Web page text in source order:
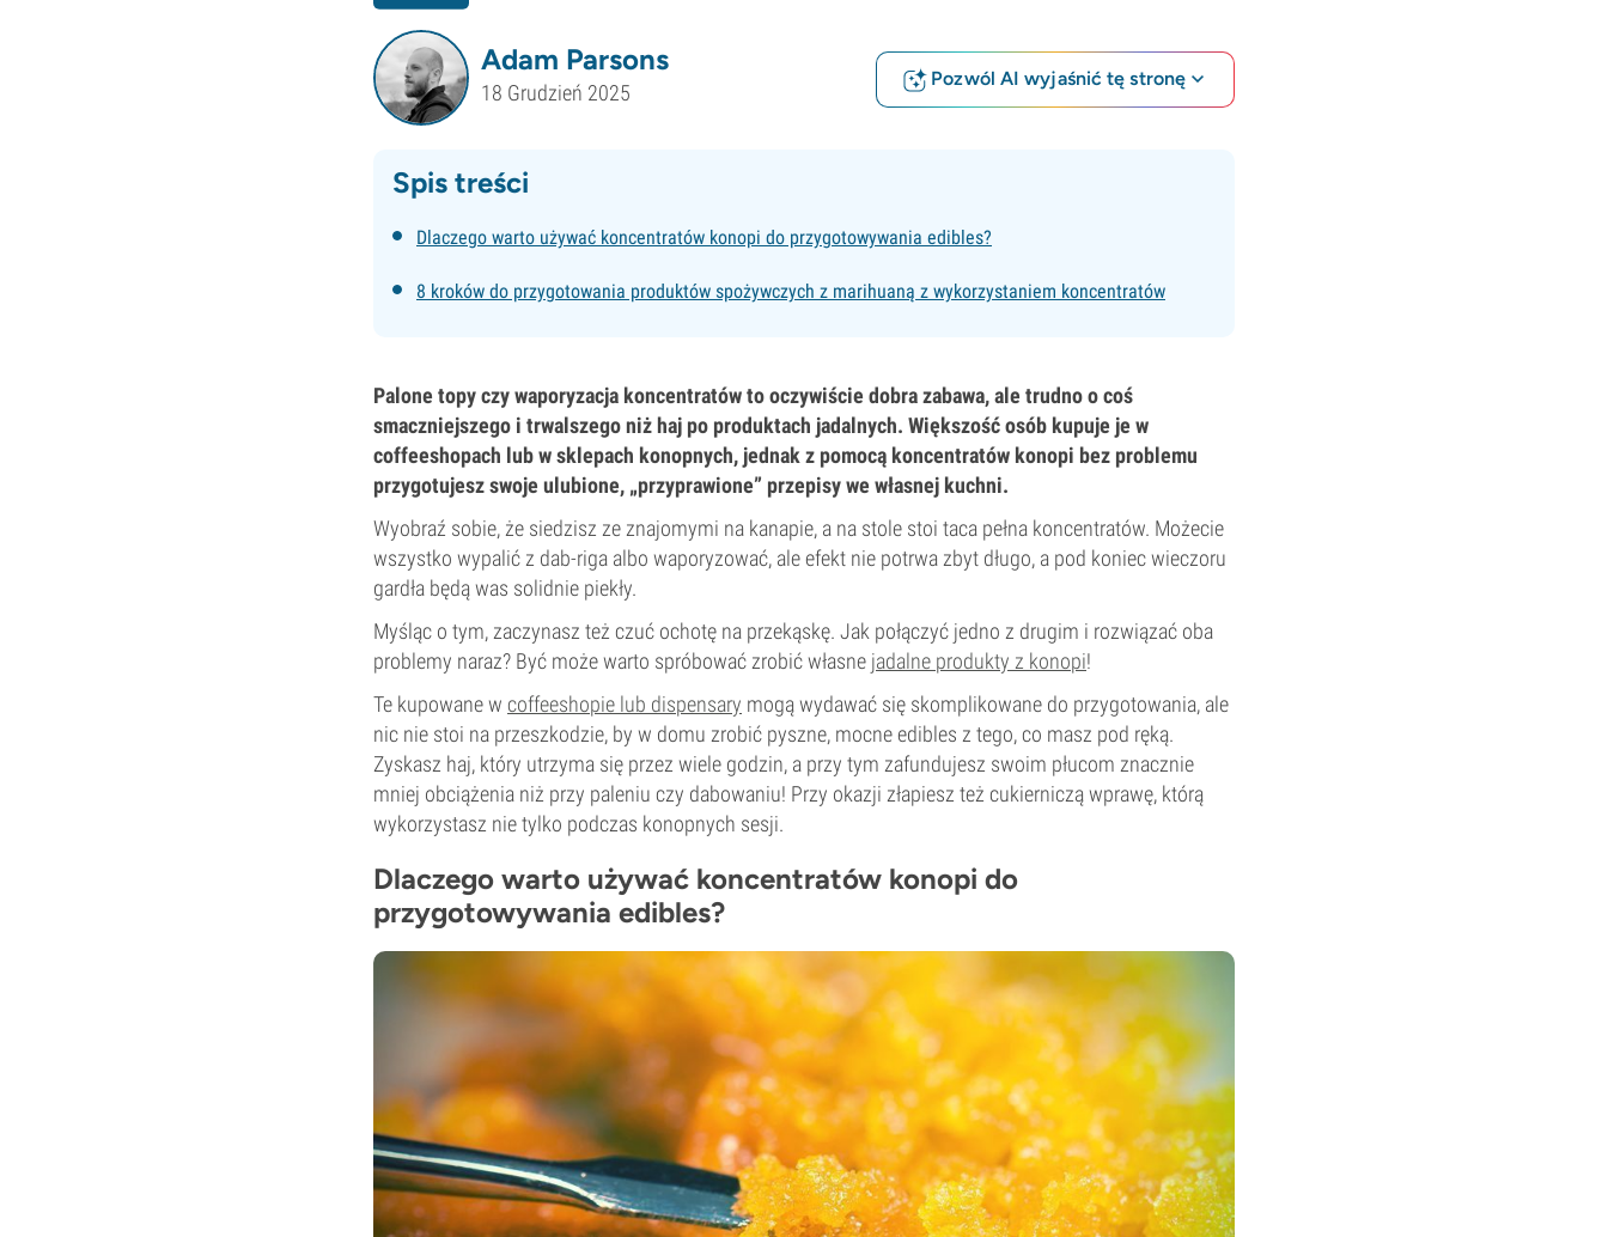
Adam Parsons
18 Grudzień 2025
Pozwól AI wyjaśnić tę stronę
Spis treści
Dlaczego warto używać koncentratów konopi do przygotowywania edibles?
8 kroków do przygotowania produktów spożywczych z marihuaną z wykorzystaniem koncentratów
Palone topy czy waporyzacja koncentratów to oczywiście dobra zabawa, ale trudno o coś
smaczniejszego i trwalszego niż haj po produktach jadalnych. Większość osób kupuje je w
coffeeshopach lub w sklepach konopnych, jednak z pomocą koncentratów konopi bez problemu
przygotujesz swoje ulubione, „przyprawione” przepisy we własnej kuchni.
Wyobraź sobie, że siedzisz ze znajomymi na kanapie, a na stole stoi taca pełna koncentratów. Możecie
wszystko wypalić z dab-riga albo waporyzować, ale efekt nie potrwa zbyt długo, a pod koniec wieczoru
gardła będą was solidnie piekły.
Myśląc o tym, zaczynasz też czuć ochotę na przekąskę. Jak połączyć jedno z drugim i rozwiązać oba
problemy naraz? Być może warto spróbować zrobić własne jadalne produkty z konopi!
Te kupowane w coffeeshopie lub dispensary mogą wydawać się skomplikowane do przygotowania, ale
nic nie stoi na przeszkodzie, by w domu zrobić pyszne, mocne edibles z tego, co masz pod ręką.
Zyskasz haj, który utrzyma się przez wiele godzin, a przy tym zafundujesz swoim płucom znacznie
mniej obciążenia niż przy paleniu czy dabowaniu! Przy okazji złapiesz też cukierniczą wprawę, którą
wykorzystasz nie tylko podczas konopnych sesji.
Dlaczego warto używać koncentratów konopi do
przygotowywania edibles?